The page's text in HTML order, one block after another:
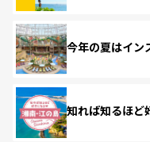
今年の夏はイン
知れば知るほど